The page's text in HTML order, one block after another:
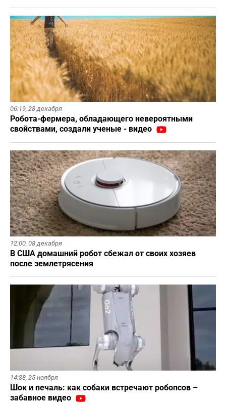
06:19, 28 декабря
Робота-фермера, обладающего невероятными
свойствами, создали ученые - видео
12:00, 08 декабря
В США домашний робот сбежал от своих хозяев
после землетрясения
14:38, 25 ноября
Шок и печаль: как собаки встречают робопсов –
забавное видео